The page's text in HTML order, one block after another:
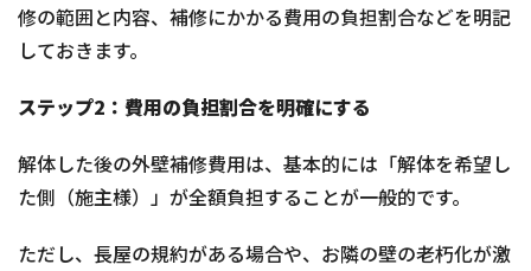
修の範囲と内容、補修にかかる費用の負担割合などを明記
しておきます。
ステップ2：費用の負担割合を明確にする
解体した後の外壁補修費用は、基本的には「解体を希望し
た側（施主様）」が全額負担することが一般的です。
ただし、長屋の規約がある場合や、お隣の壁の老朽化が激